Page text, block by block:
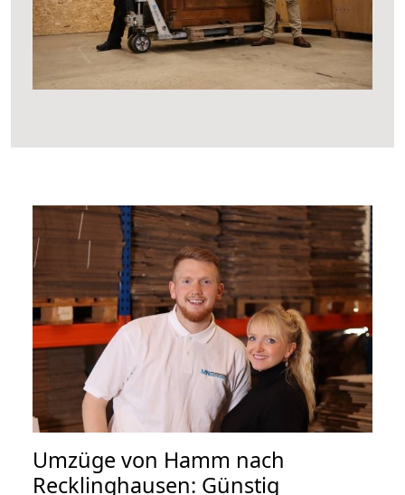
Umzüge von Hamm nach
Recklinghausen: Günstig